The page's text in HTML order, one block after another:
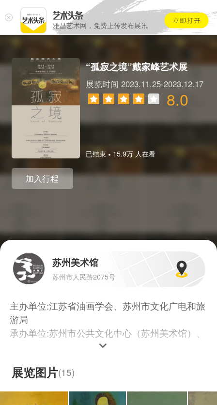
雅昌艺术网，免费上传发布展讯
“孤寂之境”戴家峰艺术展
展览时间 2023.11.25-2023.12.17
8.0
已结束 . 15.9万 人在看
加入行程
苏州美术馆
苏州市人民路2075号
主办单位:江苏省油画学会、苏州市文化广电和旅
游局
承办单位:苏州市公共文化中心（苏州美术馆）、
苏州大学艺术学院、苏州市美术家协会
学术主持:王琨
展览图片(15)